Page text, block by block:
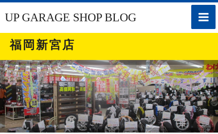
toggle
UP GARAGE SHOP BLOG
福岡新宮店